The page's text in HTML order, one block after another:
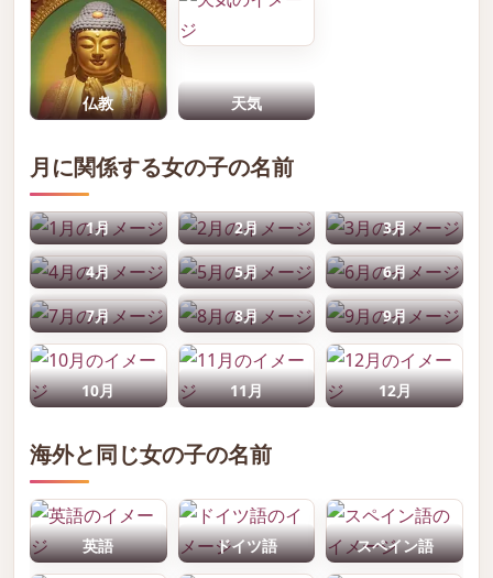
仏教 天気
月に関係する女の子の名前
1月 2月 3月
4月 5月 6月
7月 8月 9月
10月 11月 12月
海外と同じ女の子の名前
英語 ドイツ語 スペイン語